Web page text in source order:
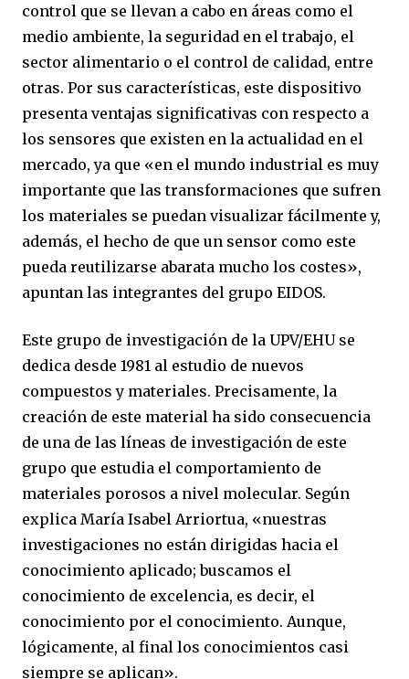
control que se llevan a cabo en áreas como el
medio ambiente, la seguridad en el trabajo, el
sector alimentario o el control de calidad, entre
otras. Por sus características, este dispositivo
presenta ventajas significativas con respecto a
los sensores que existen en la actualidad en el
mercado, ya que «en el mundo industrial es muy
importante que las transformaciones que sufren
los materiales se puedan visualizar fácilmente y,
además, el hecho de que un sensor como este
pueda reutilizarse abarata mucho los costes»,
apuntan las integrantes del grupo EIDOS.
Este grupo de investigación de la UPV/EHU se
dedica desde 1981 al estudio de nuevos
compuestos y materiales. Precisamente, la
creación de este material ha sido consecuencia
de una de las líneas de investigación de este
grupo que estudia el comportamiento de
materiales porosos a nivel molecular. Según
explica María Isabel Arriortua, «nuestras
investigaciones no están dirigidas hacia el
conocimiento aplicado; buscamos el
conocimiento de excelencia, es decir, el
conocimiento por el conocimiento. Aunque,
lógicamente, al final los conocimientos casi
siempre se aplican».